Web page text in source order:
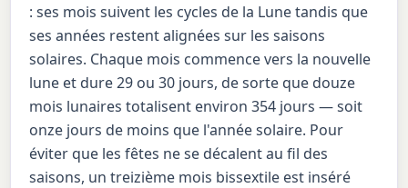
: ses mois suivent les cycles de la Lune tandis que
ses années restent alignées sur les saisons
solaires. Chaque mois commence vers la nouvelle
lune et dure 29 ou 30 jours, de sorte que douze
mois lunaires totalisent environ 354 jours — soit
onze jours de moins que l'année solaire. Pour
éviter que les fêtes ne se décalent au fil des
saisons, un treizième mois bissextile est inséré